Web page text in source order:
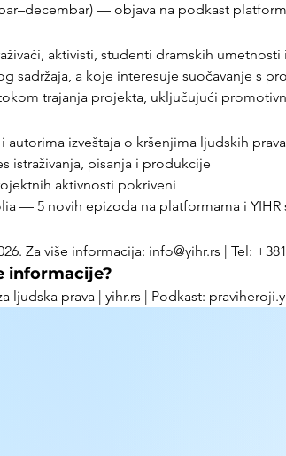
— objava na podkast
aktivisti, studenti dramskih
a koje interesuje suočavanje s
trajanja projekta, uključujući
autorima izveštaja o kršenjima ljudskih prava
istraživanja, pisanja i produkcije
aktivnosti pokriveni
— 5 novih epizoda na platformama i YIHR
Za više informacija: info@yihr.rs | Tel: +381
informacije?
prava | yihr.rs | Podkast: